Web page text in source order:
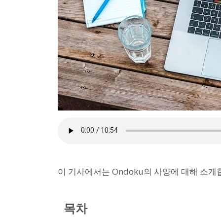
이 기사에서는 Ondoku의 사양에 대해 소개
목차